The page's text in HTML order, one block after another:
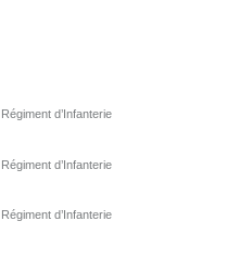
d’Infanterie
d’Infanterie
d’Infanterie